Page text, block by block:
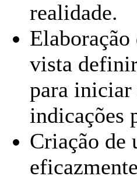
realidade.
vista definir
para iniciar
indicações
Criação de